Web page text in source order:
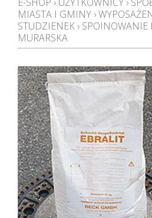
MIASTA I GMINY ›
STUDZIENEK › SPOINOWANIE
MURARSKA